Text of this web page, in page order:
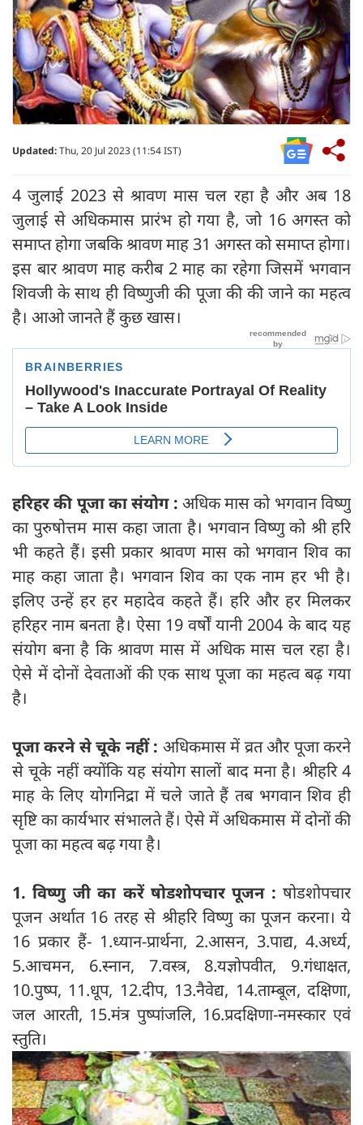
Updated:Thu, 20 Jul 2023 (11:54 IST)
4 जुलाई 2023 से श्रावण मास चल रहा है और अब 18
जुलाई से अधिकमास प्रारंभ हो गया है, जो 16 अगस्त को
समाप्त होगा जबकि श्रावण माह 31 अगस्त को समाप्त होगा।
इस बार श्रावण माह करीब 2 माह का रहेगा जिसमें भगवान
शिवजी के साथ ही विष्णुजी की पूजा की की जाने का महत्व
है। आओ जानते हैं कुछ खास।
हरिहर की पूजा का संयोग : अधिक मास को भगवान विष्णु
का पुरुषोत्तम मास कहा जाता है। भगवान विष्णु को श्री हरि
भी कहते हैं। इसी प्रकार श्रावण मास को भगवान शिव का
माह कहा जाता है। भगवान शिव का एक नाम हर भी है।
इलिए उन्हें हर हर महादेव कहते हैं। हरि और हर मिलकर
हरिहर नाम बनता है। ऐसा 19 वर्षों यानी 2004 के बाद यह
संयोग बना है कि श्रावण मास में अधिक मास चल रहा है।
ऐसे में दोनों देवताओं की एक साथ पूजा का महत्व बढ़ गया
है।
पूजा करने से चूके नहीं : अधिकमास में व्रत और पूजा करने
से चूके नहीं क्योंकि यह संयोग सालों बाद मना है। श्रीहरि 4
माह के लिए योगनिद्रा में चले जाते हैं तब भगवान शिव ही
सृष्टि का कार्यभार संभालते हैं। ऐसे में अधिकमास में दोनों की
पूजा का महत्व बढ़ गया है।
1. विष्णु जी का करें षोडशोपचार पूजन : षोडशोपचार
पूजन अर्थात 16 तरह से श्रीहरि विष्णु का पूजन करना। ये
16 प्रकार हैं- 1.ध्यान-प्रार्थना, 2.आसन, 3.पाद्य, 4.अर्ध्य,
5.आचमन, 6.स्नान, 7.वस्त्र, 8.यज्ञोपवीत, 9.गंधाक्षत,
10.पुष्प, 11.धूप, 12.दीप, 13.नैवेद्य, 14.ताम्बूल, दक्षिणा,
जल आरती, 15.मंत्र पुष्पांजलि, 16.प्रदक्षिणा-नमस्कार एवं
स्तुति।